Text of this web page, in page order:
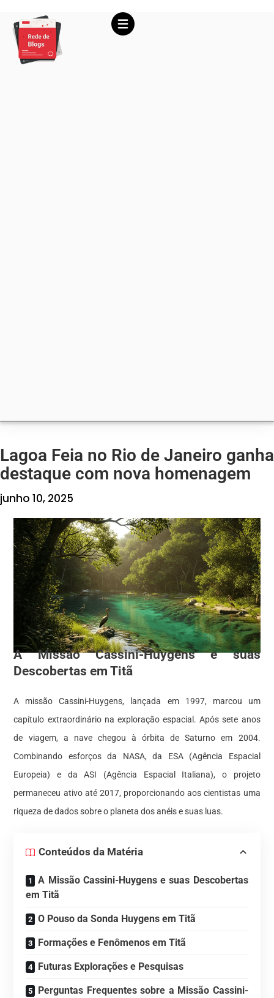
Lagoa Feia no Rio de Janeiro ganha
destaque com nova homenagem
junho 10, 2025
A Missão Cassini-Huygens e suas
Descobertas em Titã
A missão Cassini-Huygens, lançada em 1997, marcou um
capítulo extraordinário na exploração espacial. Após sete anos
de viagem, a nave chegou à órbita de Saturno em 2004.
Combinando esforços da NASA, da ESA (Agência Espacial
Europeia) e da ASI (Agência Espacial Italiana), o projeto
permaneceu ativo até 2017, proporcionando aos cientistas uma
riqueza de dados sobre o planeta dos anéis e suas luas.
Conteúdos da Matéria
A Missão Cassini-Huygens e suas Descobertas
em Titã
O Pouso da Sonda Huygens em Titã
Formações e Fenômenos em Titã
Futuras Explorações e Pesquisas
Perguntas Frequentes sobre a Missão Cassini-